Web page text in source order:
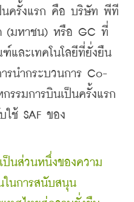
นครั้งแรก คือ บริษัท พีที
(มหาชน) หรือ GC ที่
และเทคโนโลยีที่ยั่งยืน
รนำกระบวนการ Co-
รรมการบินเป็นครั้งแรก
ใช้ SAF ของ
นส่วนหนึ่งของความ
นการสนับสนุน